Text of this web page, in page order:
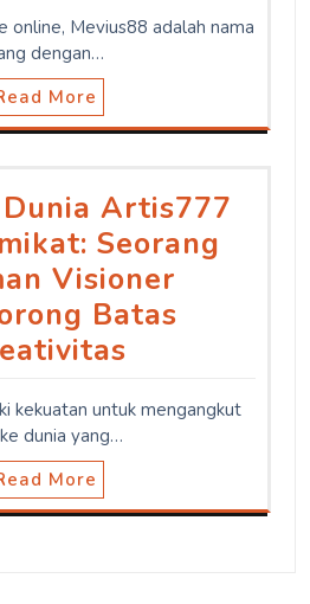
online, Mevius88 adalah nama
dengan…
More
Artis777
Seorang
Visioner
Batas
kekuatan untuk mengangkut
dunia yang…
More